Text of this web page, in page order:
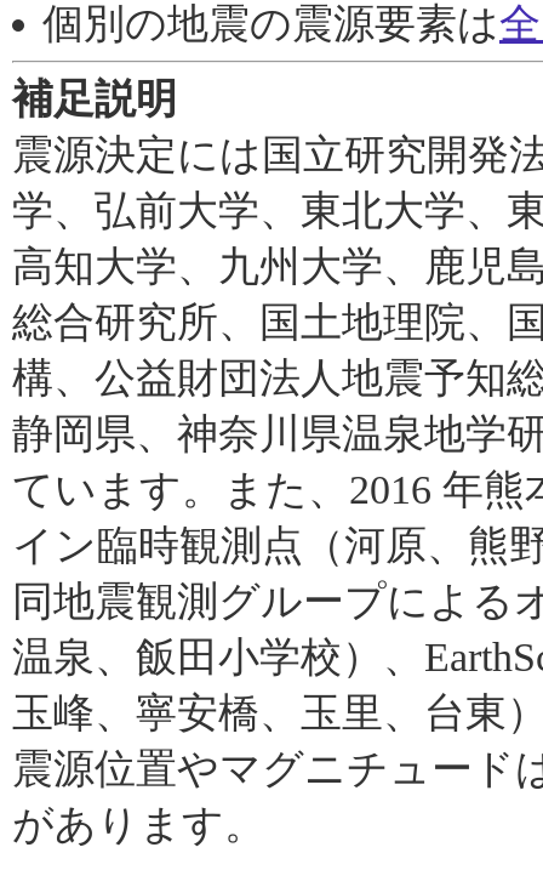
個別の地震の震源要素は
補足説明
震源決定には国立研究開発
学、弘前大学、東北大学、
高知大学、九州大学、鹿児
総合研究所、国土地理院、
構、公益財団法人地震予知
静岡県、神奈川県温泉地学
ています。また、2016 年
イン臨時観測点（河原、熊
同地震観測グループによる
温泉、飯田小学校）、
玉峰、寧安橋、玉里、台東
震源位置やマグニチュード
があります。